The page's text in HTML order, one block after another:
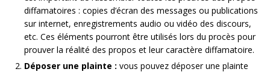
diffamatoires : copies d’écran des messages ou publications
sur internet, enregistrements audio ou vidéo des discours,
etc. Ces éléments pourront être utilisés lors du procès pour
prouver la réalité des propos et leur caractère diffamatoire.
Déposer une plainte : vous pouvez déposer une plainte